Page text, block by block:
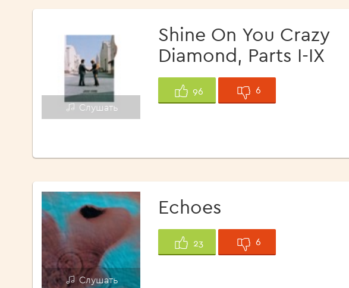
<1960>
Слушать
Shine On You Crazy
Diamond, Parts I-IX
96 6
Слушать
Echoes
23 6